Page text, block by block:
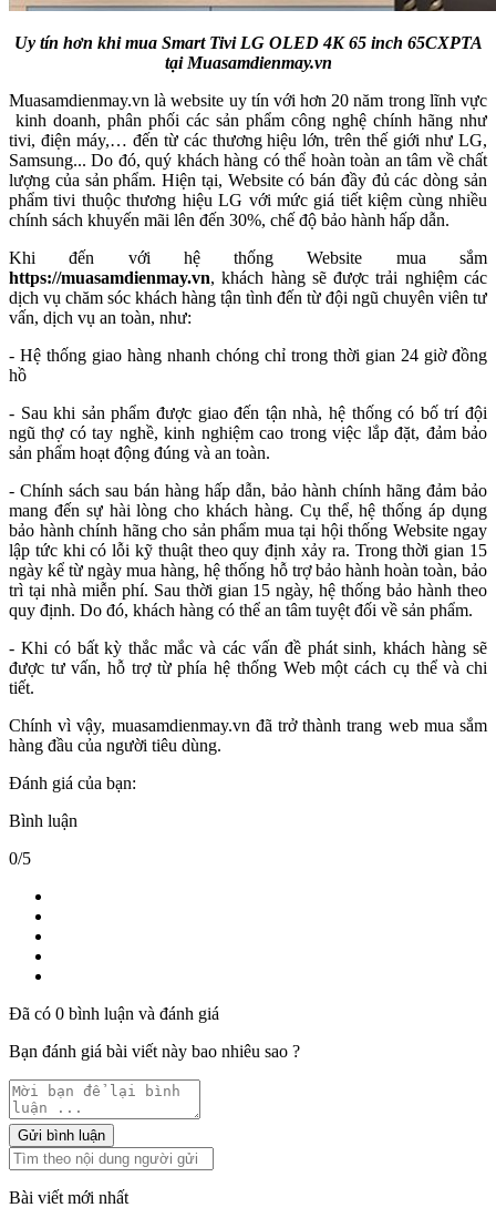
Uy tín hơn khi mua Smart Tivi LG OLED 4K 65 inch 65CXPTA
tại Muasamdienmay.vn
Muasamdienmay.vn là website uy tín với hơn 20 năm trong lĩnh vực
kinh doanh, phân phối các sản phẩm công nghệ chính hãng như
Samsung... Do đó, quý khách hàng có thể hoàn toàn an tâm về chất
lượng của sản phẩm. Hiện tại, Website có bán đầy đủ các dòng sản
phẩm tivi thuộc thương hiệu LG với mức giá tiết kiệm cùng nhiều
chính sách khuyến mãi lên đến 30%, chế độ bảo hành hấp dẫn.
Khi đến với hệ thống Website mua sắm
https://muasamdienmay.vn
vấn, dịch vụ an toàn, như:
- Hệ thống giao hàng nhanh chóng chỉ trong thời gian 24 giờ đồng
- Sau khi sản phẩm được giao đến tận nhà, hệ thống có bố trí đội
ngũ thợ có tay nghề, kinh nghiệm cao trong việc lắp đặt, đảm bảo
sản phẩm hoạt động đúng và an toàn.
- Chính sách sau bán hàng hấp dẫn, bảo hành chính hãng đảm bảo
mang đến sự hài lòng cho khách hàng. Cụ thể, hệ thống áp dụng
lập tức khi có lỗi kỹ thuật theo quy định xảy ra. Trong thời gian 15
ngày kể từ ngày mua hàng, hệ thống hỗ trợ bảo hành hoàn toàn, bảo
trì tại nhà miễn phí. Sau thời gian 15 ngày, hệ thống bảo hành theo
- Khi có bất kỳ thắc mắc và các vấn đề phát sinh, khách hàng sẽ
tiết.
Chính vì vậy, muasamdienmay.vn đã trở thành trang web mua sắm
Bình luận
Đã có 0 bình luận và đánh giá
Bạn đánh giá bài viết này bao nhiêu sao ?